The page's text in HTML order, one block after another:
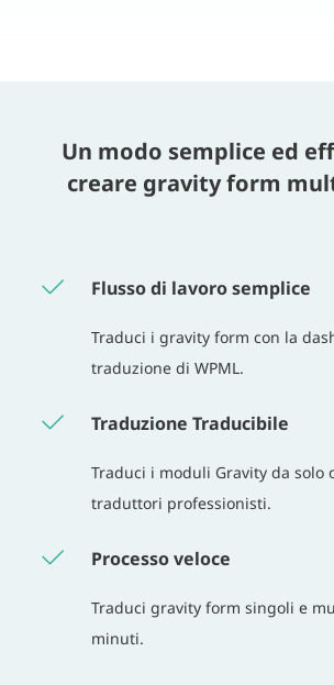
Un modo semplice ed
creare gravity form
Flusso di lavoro semplice
Traduci i gravity form con la
traduzione di WPML.
Traduzione Traducibile
Traduci i moduli Gravity da solo
traduttori professionisti.
Processo veloce
Traduci gravity form singoli e
minuti.